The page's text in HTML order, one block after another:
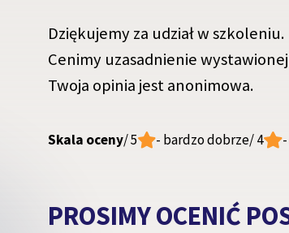
Dziękujemy za udział w szkoleniu.
Cenimy uzasadnienie
Twoja opinia jest anonimowa.
Skala oceny/ 5 - bardzo dobrze/ 4
PROSIMY OCENIĆ